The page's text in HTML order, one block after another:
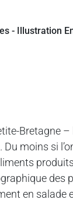
Bretagne
Du moins si
en